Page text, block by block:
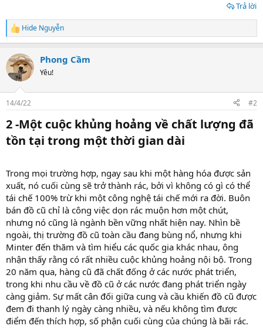
Trả lời
R
e
c
t
i
s
Hide Nguyễn
Phong Cầm
Yêu!
14/4/22 #2
2 -Một cuộc khủng hoảng về chất lượng đã
tồn tại trong một thời gian dài​
Trong mọi trường hợp, ngay sau khi một hàng hóa được sản
xuất, nó cuối cùng sẽ trở thành rác, bởi vì không có gì có thể
tái chế 100% trừ khi một công nghệ tái chế mới ra đời. Buôn
bán đồ cũ chỉ là công việc dọn rác muộn hơn một chút,
nhưng nó cũng là ngành bền vững nhất hiện nay. Nhìn bề
ngoài, thị trường đồ cũ toàn cầu đang bùng nổ, nhưng khi
Minter đến thăm và tìm hiểu các quốc gia khác nhau, ông
nhận thấy rằng có rất nhiều cuộc khủng hoảng nội bộ. Trong
20 năm qua, hàng cũ đã chất đống ở các nước phát triển,
trong khi nhu cầu về đồ cũ ở các nước đang phát triển ngày
càng giảm. Sự mất cân đối giữa cung và cầu khiến đồ cũ được
đem đi thanh lý ngày càng nhiều, và nếu không tìm được
điểm đến thích hợp, số phận cuối cùng của chúng là bãi rác.